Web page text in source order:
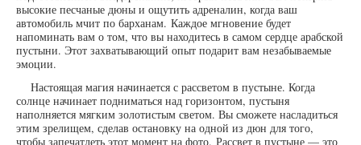
высокие песчаные дюны и ощутить адреналин, когда ваш
автомобиль мчит по барханам. Каждое мгновение будет
напоминать вам о том, что вы находитесь в самом сердце арабской
пустыни. Этот захватывающий опыт подарит вам незабываемые
эмоции.
Настоящая магия начинается с рассветом в пустыне. Когда
солнце начинает подниматься над горизонтом, пустыня
наполняется мягким золотистым светом. Вы сможете насладиться
этим зрелищем, сделав остановку на одной из дюн для того,
чтобы запечатлеть этот момент на фото. Рассвет в пустыне — это